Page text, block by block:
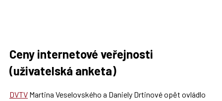
Ceny internetové veřejnosti
(uživatelská anketa)
DVTVMartina Veselovského a Daniely Drtinové opět ovládlo